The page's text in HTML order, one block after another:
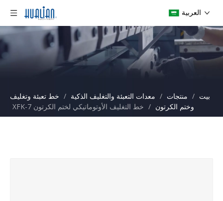
العربية
بيت / منتجات / معدات التعبئة والتغليف الذكية / خط تعبئة وتغليف
وختم الكرتون / خط التغليف الأوتوماتيكي لختم الكرتون XFK-7